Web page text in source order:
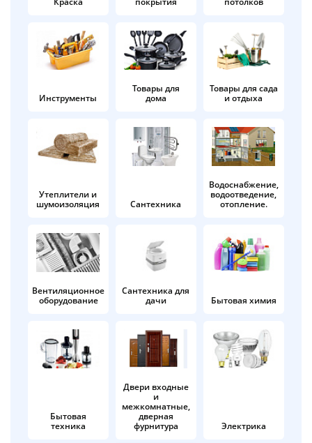
Инструменты
Товары для
дома
Товары для сада
и отдыха
Утеплители и
шумоизоляция
Сантехника
Водоснабжение,
водоотведение,
отопление.
Вентиляционное
оборудование
Сантехника для
дачи
Бытовая химия
Бытовая
техника
Двери входные
и
межкомнатные,
дверная
фурнитура
Электрика
в корзину
Оплачивайте сегодня только
25% картой любого банка
Получайте товар
выбранный способом
Оставшиеся
% будут
по25%каждые 2 недели
Подробнее
об оплате Плайтом
раз в 2
Остались вопросы?
8 800 302-02-51
plait.ru